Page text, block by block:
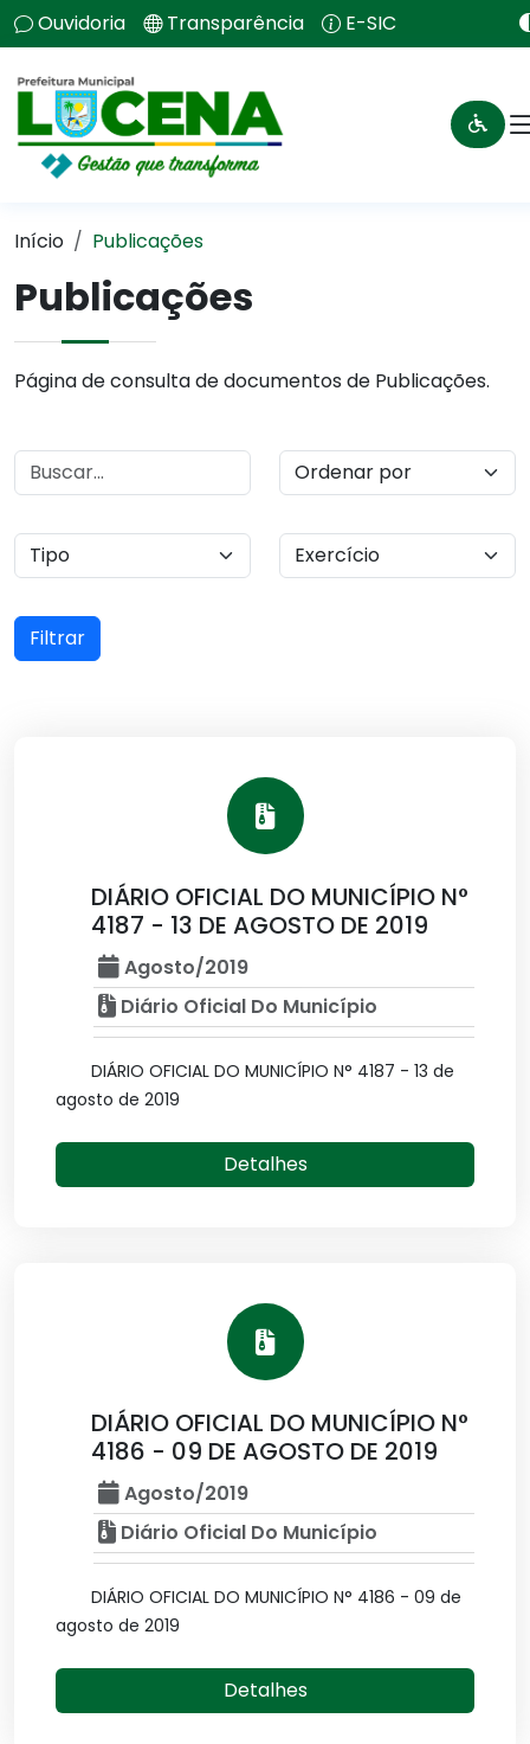
Ouvidoria Transparência E-SIC
Início Publicações
Publicações
Página de consulta de documentos de Publicações.
Filtrar
DIÁRIO OFICIAL DO MUNICÍPIO N°
4187 - 13 DE AGOSTO DE 2019
Agosto/2019
Diário Oficial Do Município
DIÁRIO OFICIAL DO MUNICÍPIO N° 4187 - 13 de
agosto de 2019
Detalhes
DIÁRIO OFICIAL DO MUNICÍPIO N°
4186 - 09 DE AGOSTO DE 2019
Agosto/2019
Diário Oficial Do Município
DIÁRIO OFICIAL DO MUNICÍPIO N° 4186 - 09 de
agosto de 2019
Detalhes